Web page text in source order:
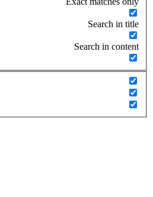
Search in title
Search in content